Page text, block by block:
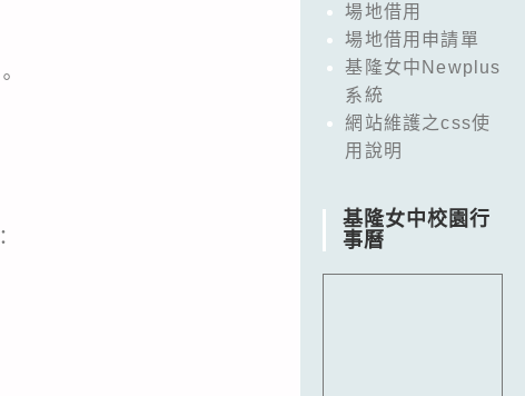
場地借用
場地借用申請單
基隆女中Newplus
系統
網站維護之css使
用說明
基隆女中校園行
事曆